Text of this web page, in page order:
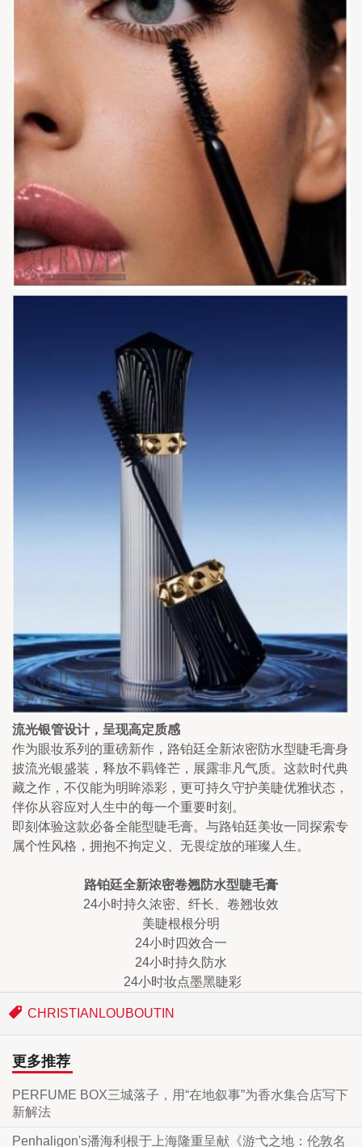
流光银管设计，呈现高定质感
作为眼妆系列的重磅新作，路铂廷全新浓密防水型睫毛膏身
披流光银盛装，释放不羁锋芒，展露非凡气质。这款时代典
藏之作，不仅能为明眸添彩，更可持久守护美睫优雅状态，
伴你从容应对人生中的每一个重要时刻。
即刻体验这款必备全能型睫毛膏。与路铂廷美妆一同探索专
属个性风格，拥抱不拘定义、无畏绽放的璀璨人生。
路铂廷全新浓密卷翘防水型睫毛膏
24小时持久浓密、纤长、卷翘妆效
美睫根根分明
24小时四效合一
24小时持久防水
24小时妆点墨黑睫彩
CHRISTIANLOUBOUTIN
更多推荐
PERFUME BOX三城落子，用“在地叙事”为香水集合店写下
新解法
Penhaligon's潘海利根于上海隆重呈献《游弋之地：伦敦名